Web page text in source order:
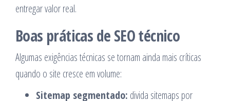
entregar valor real.
Boas práticas de SEO técnico
Algumas exigências técnicas se tornam ainda mais críticas
quando o site cresce em volume:
Sitemap segmentado: divida sitemaps por